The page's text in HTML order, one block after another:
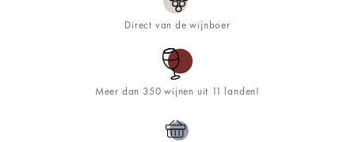
Direct van de wijnboer
Meer dan 350 wijnen uit 11 landen!